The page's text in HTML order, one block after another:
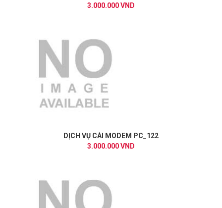
3.000.000 VND
DỊCH VỤ CÀI MODEM PC_122
3.000.000 VND